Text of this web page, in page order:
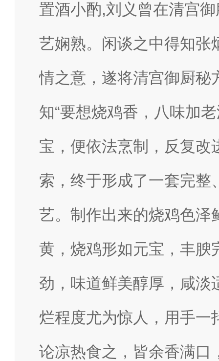
置酒小酌,刘义曾在清宫
艺娴熟。闲谈之中得知张
情之意，遂将清宫御厨秘
知“要想烧鸡香，八味加
宝，便依法烹制，反复改
索，终于形成了一套完整
艺。制作出来的烧鸡色泽
黄，烧鸡形如元宝，丰腴
劲，味道鲜美醇厚，咸淡
烂程度尤为惊人，用手一
论凉热食之，皆余香满口